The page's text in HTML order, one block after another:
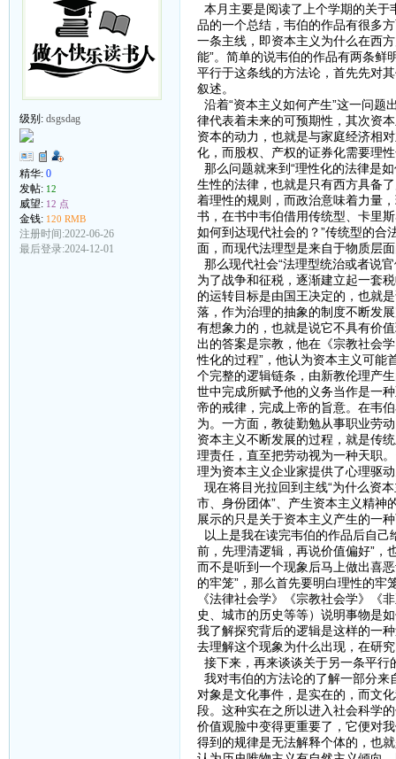
级别: dsgsdag
精华: 0
发帖: 12
威望: 12 点
金钱: 120 RMB
注册时间:2022-06-26
最后登录:2024-12-01
本月主要是阅读了上个学期的关
品的一个总结，韦伯的作品有很多
一条主线，即资本主义为什么在西
能”。简单的说韦伯的作品有两条鲜
平行于这条线的方法论，首先先对
叙述。
沿着“资本主义如何产生”这一问
律代表着未来的可预期性，其次资
资本的动力，也就是与家庭经济相
化，而股权、产权的证券化需要理
那么问题就来到“理性化的法律是
生性的法律，也就是只有西方具备
着理性的规则，而政治意味着力量
书，在书中韦伯借用传统型、卡里
如何到达现代社会的？”传统型的合
面，而现代法理型是来自于物质层
那么现代社会“法理型统治或者说
为了战争和征税，逐渐建立起一套
的运转目标是由国王决定的，也就
落，作为治理的抽象的制度不断发
有想象力的，也就是说它不具有价
出的答案是宗教，他在《宗教社会
性化的过程”，他认为资本主义可能
个完整的逻辑链条，由新教伦理产
世中完成所赋予他的义务当作是一
帝的戒律，完成上帝的旨意。在韦
为。一方面，教徒勤勉从事职业劳
资本主义不断发展的过程，就是传
理责任，直至把劳动视为一种天职
理为资本主义企业家提供了心理驱
现在将目光拉回到主线“为什么资
市、身份团体”、产生资本主义精神
展示的只是关于资本主义产生的一
以上是我在读完韦伯的作品后自己
前，先理清逻辑，再说价值偏好”，
而不是听到一个现象后马上做出喜
的牢笼”，那么首先要明白理性的
《法律社会学》《宗教社会学》《
史、城市的历史等等）说明事物是
我了解探究背后的逻辑是这样的一
去理解这个现象为什么出现，在研
接下来，再来谈谈关于另一条平行
我对韦伯的方法论的了解一部分
对象是文化事件，是实在的，而文
段。这种实在之所以进入社会科学
价值观脸中变得更重要了，它便对
得到的规律是无法解释个体的，也